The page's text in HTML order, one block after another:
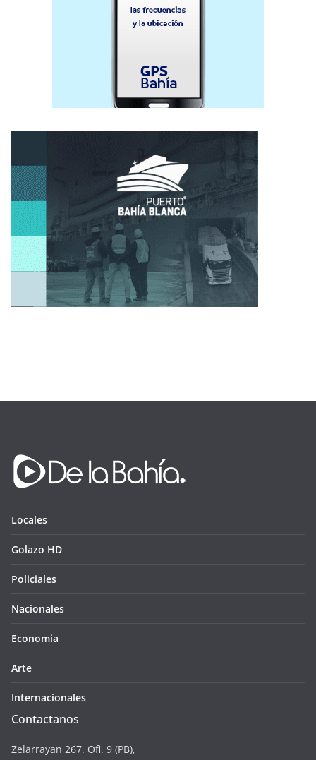
Locales
Golazo HD
Policiales
Nacionales
Economia
Arte
Internacionales
Contactanos
Zelarrayan 267. Ofi. 9 (PB),